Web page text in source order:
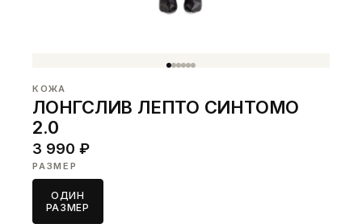
КОЖА
ЛОНГСЛИВ ЛЕПТО СИНТОМО
2.0
3 990 ₽
РАЗМЕР
ОДИН
РАЗМЕР